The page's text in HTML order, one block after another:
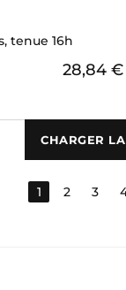
tenue 16h
28,84 €
CHARGER
1 2 3